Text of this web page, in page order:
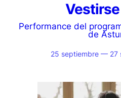
Performance del
de
25 septiembre — 27